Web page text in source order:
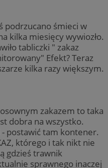
podrzucano śmieci w
kilka miesięcy wywiozło.
tabliczki " zakaz
Efekt? Teraz
kilka razy większym.
zakazem to taka
dobra na wszystko.
- postawić tam kontener.
którego i tak nikt nie
gdzieś trawnik
sprawnego inaczej